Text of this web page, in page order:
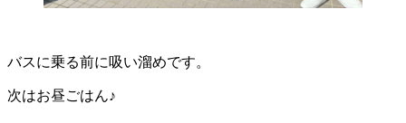
バスに乗る前に吸い溜めです。
次はお昼ごはん♪